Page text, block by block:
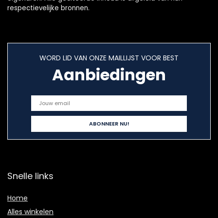
respectievelijke bronnen.
WORD LID VAN ONZE MAILLIJST VOOR BEST
Aanbiedingen
Snelle links
Home
Alles winkelen